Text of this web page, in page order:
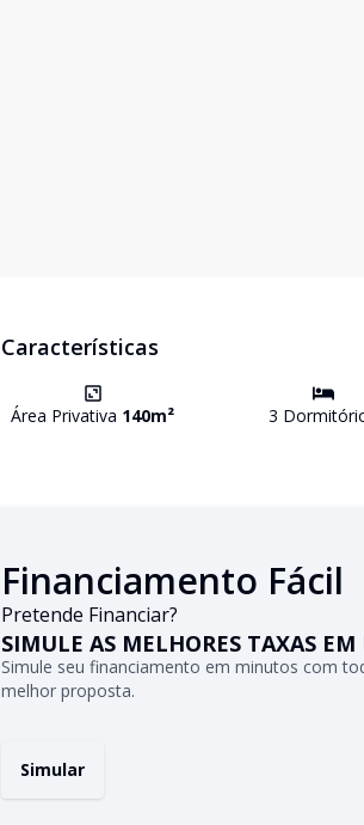
Características
Área Privativa 140m² 3
Financiamento Fácil
Pretende Financiar?
SIMULE AS MELHORES TAXAS
Simule seu financiamento em minutos com
melhor proposta.
Simular